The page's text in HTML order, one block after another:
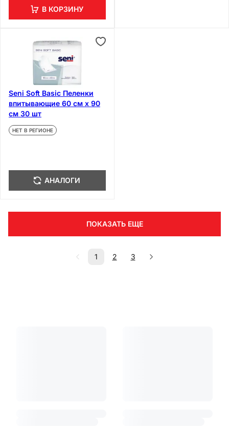
В КОРЗИНУ
Seni Soft Basic Пеленки
впитывающие 60 см х 90
см 30 шт
НЕТ В РЕГИОНЕ
АНАЛОГИ
ПОКАЗАТЬ ЕЩЕ
1 2 3